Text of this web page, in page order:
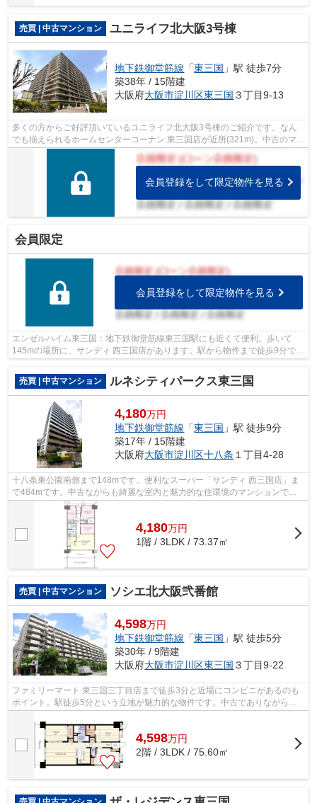
売買 | 中古マンション ユニライフ北大阪3号棟
地下鉄御堂筋線 「東三国 」駅 徒歩7分
築38年 / 15階建
大阪府大阪市淀川区東三国 ３丁目9-13
多くの方からご好評頂いているユニライフ北大阪3号棟のご紹介です。なん
でも揃えられるホームセンターコーナン 東三国店が近所(321m)。中古のマン
ションなら費用も抑えられ、その分の...
会員登録をして限定物件を見る
会員限定
会員登録をして限定物件を見る
エンゼルハイム東三国：地下鉄御堂筋線東三国駅にも近くて便利。歩いて
145mの場所に、サンディ 西三国店があります。駅から物件まで徒歩9分で
売買 | 中古マンション
ルネシティパークス東三国
4,180万円
地下鉄御堂筋線 「東三国 」駅 徒歩9分
築17年 / 15階建
大阪府大阪市淀川区十八条 １丁目4-28
十八条東公園南側まで148mです。便利なスーパー「サンディ 西三国店」ま
で484mです。中古ながらも綺麗な室内と魅力的な住環境のマンションで
す。こちらの物件にはエレベーターが付いて...
4,180万円
1階 / 3LDK / 73.37㎡
売買 | 中古マンション ソシエ北大阪弐番館
4,598万円
地下鉄御堂筋線 「東三国 」駅 徒歩5分
築30年 / 9階建
大阪府大阪市淀川区東三国 ３丁目9-22
ファミリーマート 東三国三丁目店まで徒歩3分と近場にコンビニがあるのも
ポイント。駅徒歩5分という立地が魅力的な物件です。中古でありながら、
4,598万円
2階 / 3LDK / 75.60㎡